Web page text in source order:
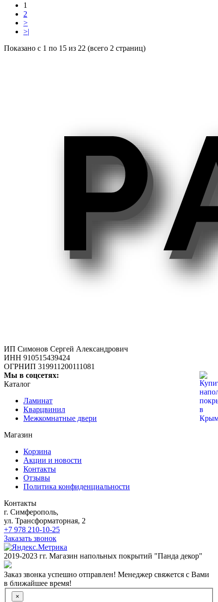
1
2
>
>|
Показано с 1 по 15 из 22 (всего 2 страниц)
ИП Симонов Сергей Александрович
ИНН 910515439424
ОГРНИП 319911200111081
Мы в соцсетях:
Каталог
Ламинат
Кварцвинил
Межкомнатные двери
Магазин
Корзина
Акции и новости
Контакты
Отзывы
Политика конфиденциальности
Контакты
г. Симферополь,
ул. Трансформаторная, 2
+7 978 210-10-25
Заказать звонок
2019-2023 гг. Магазин напольных покрытий "Панда декор"
Заказ звонка успешно отправлен! Менеджер свяжется с Вами
в ближайшее время!
×